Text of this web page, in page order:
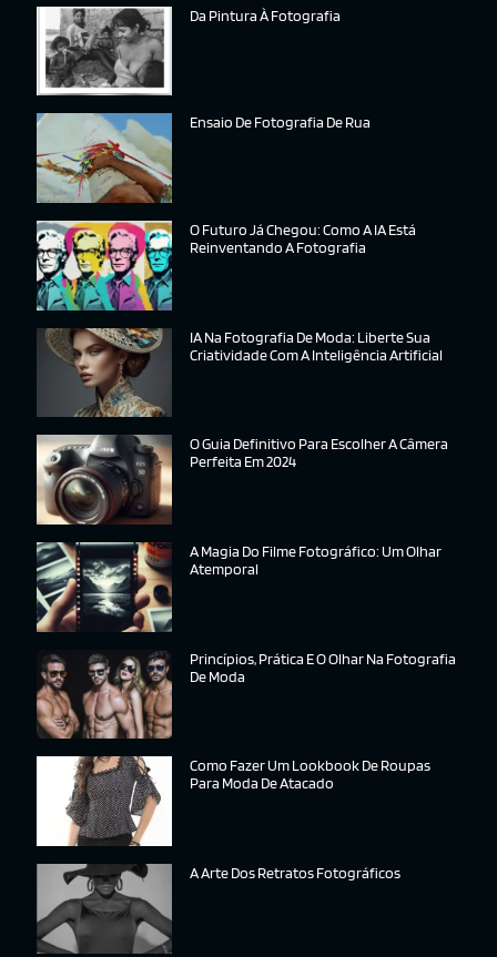
Da Pintura À Fotografia
Ensaio De Fotografia De Rua
O Futuro Já Chegou: Como A IA Está
Reinventando A Fotografia
IA Na Fotografia De Moda: Liberte Sua
Criatividade Com A Inteligência Artificial
O Guia Definitivo Para Escolher A Câmera
Perfeita Em 2024
A Magia Do Filme Fotográfico: Um Olhar
Atemporal
Princípios, Prática E O Olhar Na Fotografia
De Moda
Como Fazer Um Lookbook De Roupas
Para Moda De Atacado
A Arte Dos Retratos Fotográficos